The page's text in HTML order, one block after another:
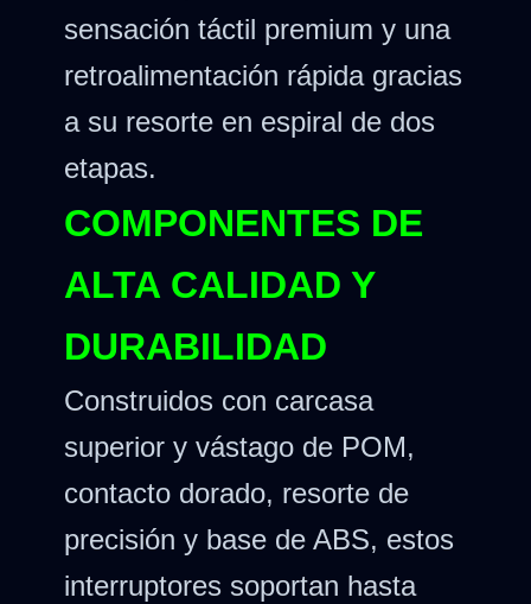
sensación táctil premium y una
retroalimentación rápida gracias
a su resorte en espiral de dos
etapas.
COMPONENTES DE
ALTA CALIDAD Y
DURABILIDAD
Construidos con carcasa
superior y vástago de POM,
contacto dorado, resorte de
precisión y base de ABS, estos
interruptores soportan hasta